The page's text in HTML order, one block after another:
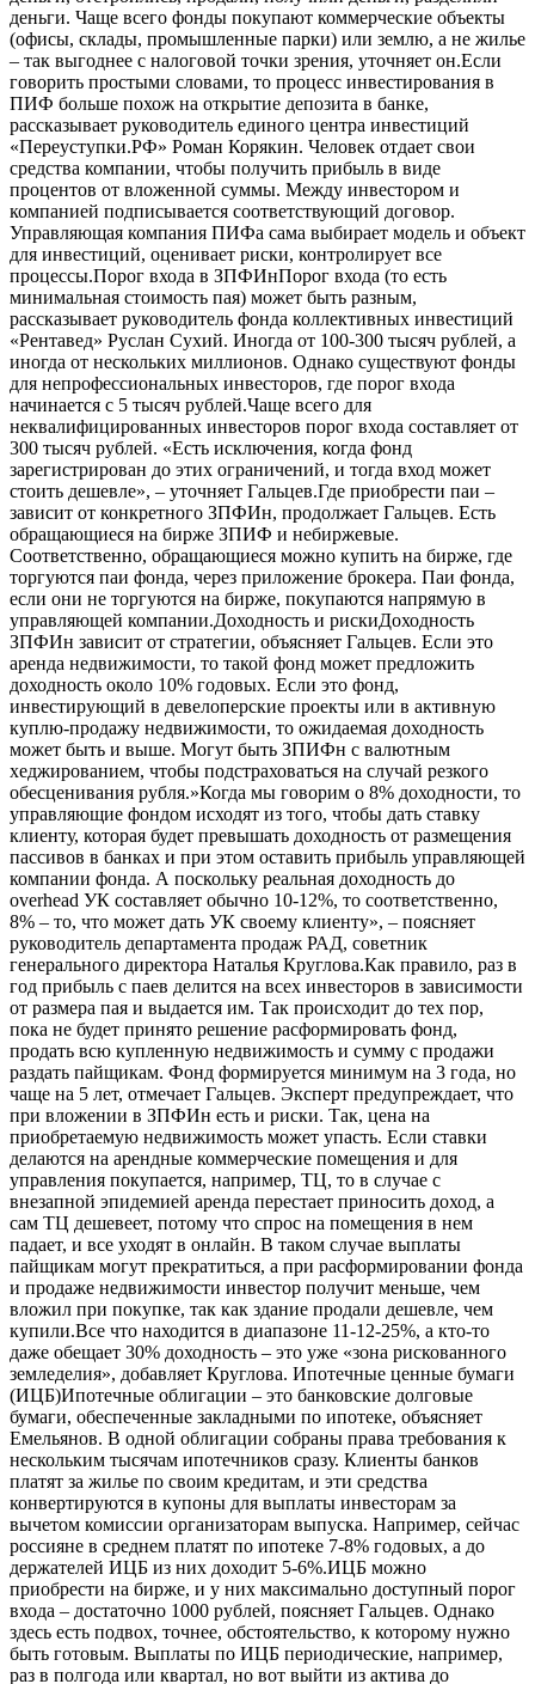
деньги. Чаще всего фонды покупают коммерческие объекты
(офисы, склады, промышленные парки) или землю, а не жилье
– так выгоднее с налоговой точки зрения, уточняет он.Если
говорить простыми словами, то процесс инвестирования в
ПИФ больше похож на открытие депозита в банке,
рассказывает руководитель единого центра инвестиций
«Переуступки.РФ» Роман Корякин. Человек отдает свои
средства компании, чтобы получить прибыль в виде
процентов от вложенной суммы. Между инвестором и
компанией подписывается соответствующий договор.
Управляющая компания ПИФа сама выбирает модель и объект
для инвестиций, оценивает риски, контролирует все
процессы.Порог входа в ЗПФИнПорог входа (то есть
минимальная стоимость пая) может быть разным,
рассказывает руководитель фонда коллективных инвестиций
«Рентавед» Руслан Сухий. Иногда от 100-300 тысяч рублей, а
иногда от нескольких миллионов. Однако существуют фонды
для непрофессиональных инвесторов, где порог входа
начинается с 5 тысяч рублей.Чаще всего для
неквалифицированных инвесторов порог входа составляет от
300 тысяч рублей. «Есть исключения, когда фонд
зарегистрирован до этих ограничений, и тогда вход может
стоить дешевле», – уточняет Гальцев.Где приобрести паи –
зависит от конкретного ЗПФИн, продолжает Гальцев. Есть
обращающиеся на бирже ЗПИФ и небиржевые.
Соответственно, обращающиеся можно купить на бирже, где
торгуются паи фонда, через приложение брокера. Паи фонда,
если они не торгуются на бирже, покупаются напрямую в
управляющей компании.Доходность и рискиДоходность
ЗПФИн зависит от стратегии, объясняет Гальцев. Если это
аренда недвижимости, то такой фонд может предложить
доходность около 10% годовых. Если это фонд,
инвестирующий в девелоперские проекты или в активную
куплю-продажу недвижимости, то ожидаемая доходность
может быть и выше. Могут быть ЗПИФн с валютным
хеджированием, чтобы подстраховаться на случай резкого
обесценивания рубля.»Когда мы говорим о 8% доходности, то
управляющие фондом исходят из того, чтобы дать ставку
клиенту, которая будет превышать доходность от размещения
пассивов в банках и при этом оставить прибыль управляющей
компании фонда. А поскольку реальная доходность до
overhead УК составляет обычно 10-12%, то соответственно,
8% – то, что может дать УК своему клиенту», – поясняет
руководитель департамента продаж РАД, советник
генерального директора Наталья Круглова.Как правило, раз в
год прибыль с паев делится на всех инвесторов в зависимости
от размера пая и выдается им. Так происходит до тех пор,
пока не будет принято решение расформировать фонд,
продать всю купленную недвижимость и сумму с продажи
раздать пайщикам. Фонд формируется минимум на 3 года, но
чаще на 5 лет, отмечает Гальцев. Эксперт предупреждает, что
при вложении в ЗПФИн есть и риски. Так, цена на
приобретаемую недвижимость может упасть. Если ставки
делаются на арендные коммерческие помещения и для
управления покупается, например, ТЦ, то в случае с
внезапной эпидемией аренда перестает приносить доход, а
сам ТЦ дешевеет, потому что спрос на помещения в нем
падает, и все уходят в онлайн. В таком случае выплаты
пайщикам могут прекратиться, а при расформировании фонда
и продаже недвижимости инвестор получит меньше, чем
вложил при покупке, так как здание продали дешевле, чем
купили.Все что находится в диапазоне 11-12-25%, а кто-то
даже обещает 30% доходность – это уже «зона рискованного
земледелия», добавляет Круглова. Ипотечные ценные бумаги
(ИЦБ)Ипотечные облигации – это банковские долговые
бумаги, обеспеченные закладными по ипотеке, объясняет
Емельянов. В одной облигации собраны права требования к
нескольким тысячам ипотечников сразу. Клиенты банков
платят за жилье по своим кредитам, и эти средства
конвертируются в купоны для выплаты инвесторам за
вычетом комиссии организаторам выпуска. Например, сейчас
россияне в среднем платят по ипотеке 7-8% годовых, а до
держателей ИЦБ из них доходит 5-6%.ИЦБ можно
приобрести на бирже, и у них максимально доступный порог
входа – достаточно 1000 рублей, поясняет Гальцев. Однако
здесь есть подвох, точнее, обстоятельство, к которому нужно
быть готовым. Выплаты по ИЦБ периодические, например,
раз в полгода или квартал, но вот выйти из актива до